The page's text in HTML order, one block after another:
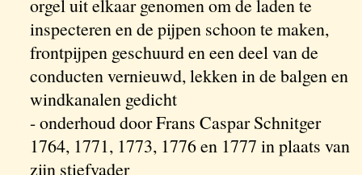
orgel uit elkaar genomen om de laden te
inspecteren en de pijpen schoon te maken,
frontpijpen geschuurd en een deel van de
conducten vernieuwd, lekken in de balgen en
windkanalen gedicht
- onderhoud door Frans Caspar Schnitger
1764, 1771, 1773, 1776 en 1777 in plaats van
zijn stiefvader